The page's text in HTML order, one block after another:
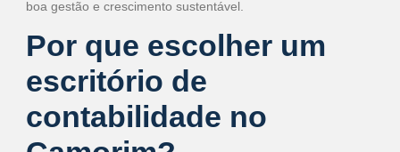
boa gestão e crescimento sustentável.
Por que escolher um
escritório de
contabilidade no